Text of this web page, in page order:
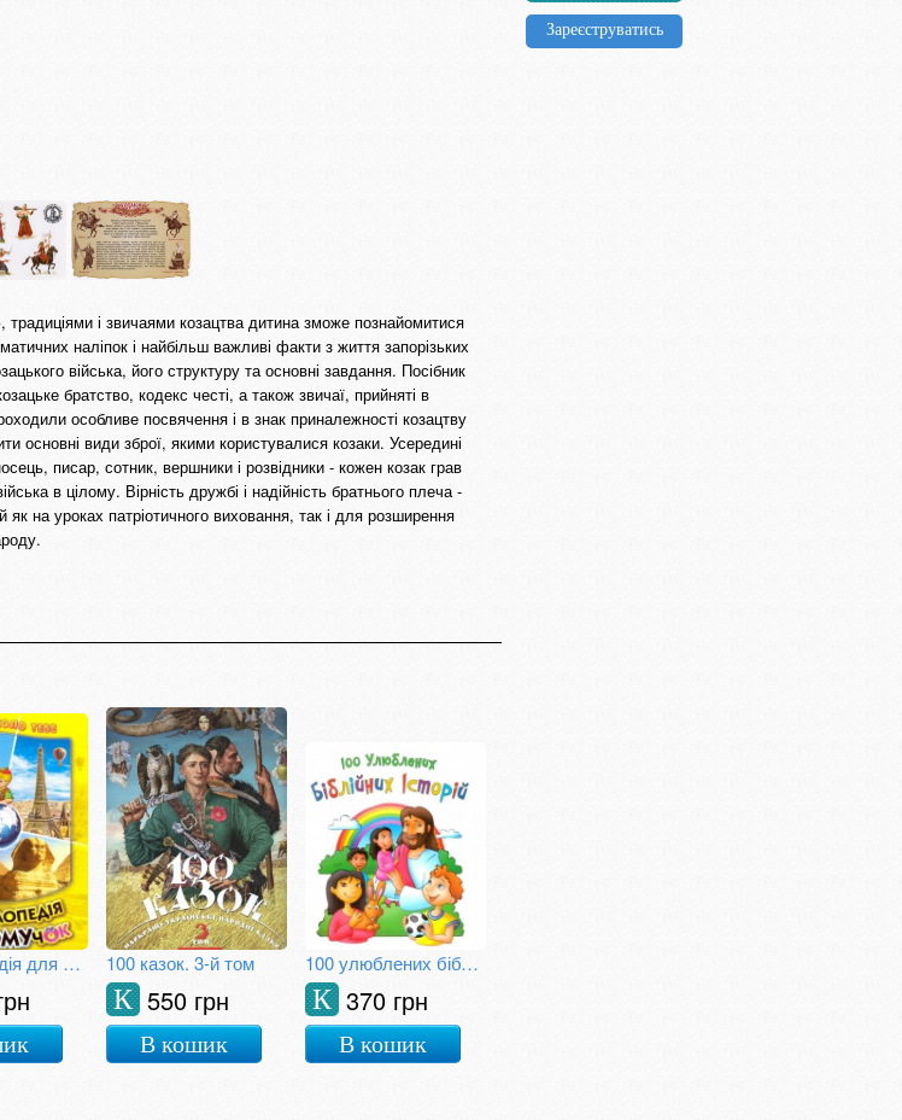
традиціями і звичаями козацтва дитина зможе познайомитися
наліпок і найбільш важливі факти з життя запорізьких
війська, його структуру та основні завдання. Посібник
братство, кодекс честі, а також звичаї, прийняті в
особливе посвячення і в знак приналежності козацтву
види зброї, якими користувалися козаки. Усередині
писар, сотник, вершники і розвідники - кожен козак грав
в цілому. Вірність дружбі і надійність братнього плеча -
на уроках патріотичного виховання, так і для розширення
Енциклопедія для чомучок. Книга 4 100 казок. 3-й том
550 грн
К
В кошик
100 улюблених біблійних історій
370 грн
К
В кошик
Зареєструватись